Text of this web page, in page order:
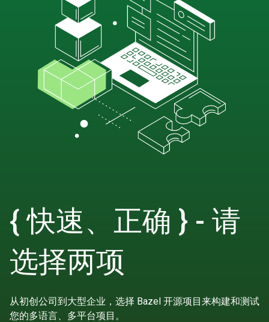
{ 快速、正确 } - 请
选择两项
从初创公司到大型企业，选择 Bazel 开源项目来构建和测试
您的多语言、多平台项目。